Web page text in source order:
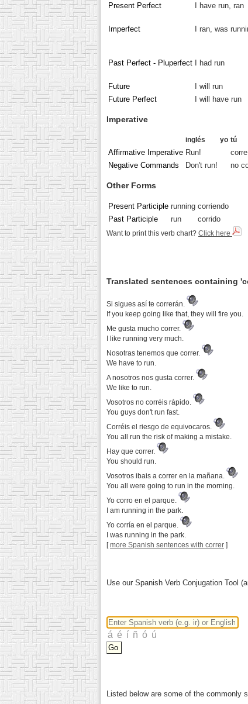
Present Perfect
I have run, ran
Imperfect I ran, was
Past Perfect - Pluperfect I had run
Future
I will run
Future Perfect
I will have run
Imperative
inglés yo tú
Affirmative Imperative Run! corre
Negative Commands
Don't run! no
Other Forms
Present Participle running corriendo
Past Participle
run corrido
Want to print this verb chart? Click here
Translated sentences containing
Si sigues así te correrán.
If you keep going like that, they will fire you.
Me gusta mucho correr.
I like running very much.
Nosotras tenemos que correr.
We have to run.
A nosotros nos gusta correr.
We like to run.
Vosotros no corréis rápido.
You guys don't run fast.
Corréis el riesgo de equivocaros.
You all run the risk of making a mistake.
Hay que correr.
You should run.
Vosotros ibais a correr en la mañana.
You all were going to run in the morning.
Yo corro en el parque.
I am running in the park.
Yo corría en el parque.
I was running in the park.
[more Spanish sentences with correr ]
Use our Spanish Verb Conjugation Tool
Listed below are some of the commonly